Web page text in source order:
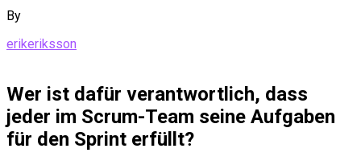
By
erikeriksson
Wer ist dafür verantwortlich, dass
jeder im Scrum-Team seine Aufgaben
für den Sprint erfüllt?